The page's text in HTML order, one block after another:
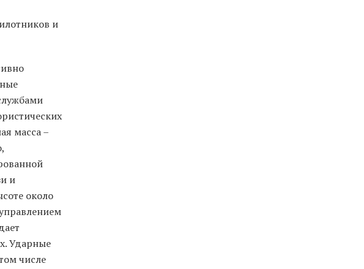
и
масса –
и
около
Ударные
числе